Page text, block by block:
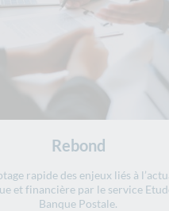
Rebond
rapide des enjeux liés à
et financière par le service
Banque Postale.